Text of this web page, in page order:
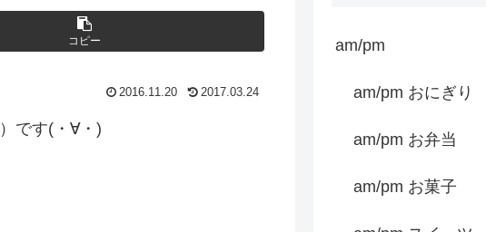
コピー
2016.11.20 2017.03.24
です(・∀・)
am/pm
am/pm おにぎり
am/pm お弁当
am/pm お菓子